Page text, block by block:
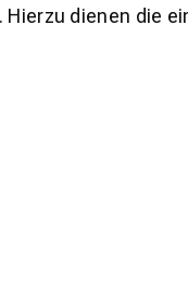
dienen die